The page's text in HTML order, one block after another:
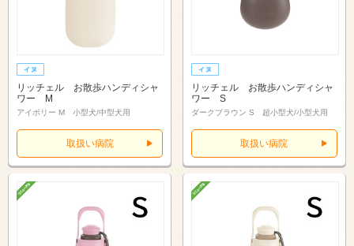
リッチェル お散歩ハンディシャ
ワー M
アイボリー M 小型犬/中型犬用
取扱い病院
リッチェル お散歩ハンディシャ
ワー S
ダークブラウン S 超小型犬/小型犬用
取扱い病院